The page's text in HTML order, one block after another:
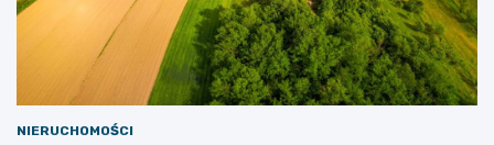
NIERUCHOMOŚCI